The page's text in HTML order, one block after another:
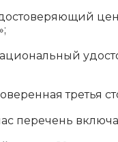
третья
перечень